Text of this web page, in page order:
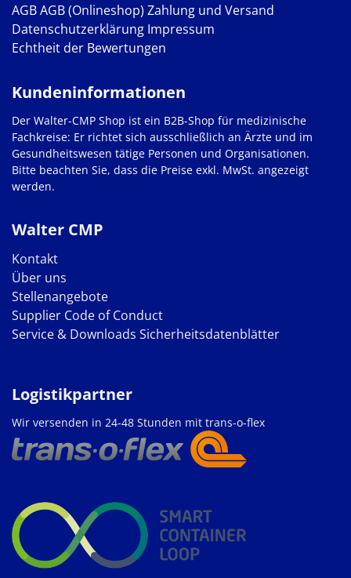
AGBAGB (Onlineshop) Zahlung und Versand
Datenschutzerklärung Impressum
Echtheit der Bewertungen
Walter CMP
Kontakt
Über uns
Stellenangebote
Supplier Code of Conduct
Service & Downloads Sicherheitsdatenblätter
Kundeninformationen
Der Walter-CMP Shop ist ein B2B-Shop für medizinische
Fachkreise: Er richtet sich ausschließlich an Ärzte und im
Gesundheitswesen tätige Personen und Organisationen.
Bitte beachten Sie, dass die Preise exkl. MwSt. angezeigt
werden.
Logistikpartner
Wir versenden in 24-48 Stunden mit trans-o-flex